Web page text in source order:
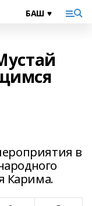
в
Карима.